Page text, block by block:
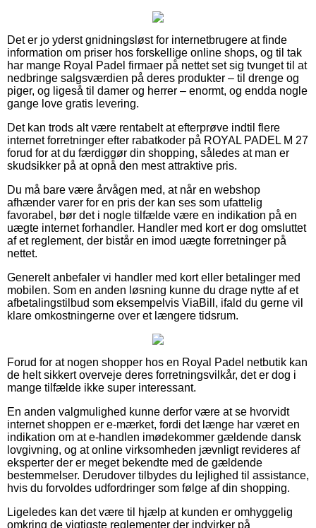
Det er jo yderst gnidningsløst for internetbrugere at finde
information om priser hos forskellige online shops, og til tak
har mange Royal Padel firmaer på nettet set sig tvunget til at
nedbringe salgsværdien på deres produkter – til drenge og
piger, og ligeså til damer og herrer – enormt, og endda nogle
gange love gratis levering.
Det kan trods alt være rentabelt at efterprøve indtil flere
internet forretninger efter rabatkoder på ROYAL PADEL M 27
forud for at du færdiggør din shopping, således at man er
skudsikker på at opnå den mest attraktive pris.
Du må bare være årvågen med, at når en webshop
afhænder varer for en pris der kan ses som ufattelig
favorabel, bør det i nogle tilfælde være en indikation på en
uægte internet forhandler. Handler med kort er dog omsluttet
af et reglement, der bistår en imod uægte forretninger på
nettet.
Generelt anbefaler vi handler med kort eller betalinger med
mobilen. Som en anden løsning kunne du drage nytte af et
afbetalingstilbud som eksempelvis ViaBill, ifald du gerne vil
klare omkostningerne over et længere tidsrum.
Forud for at nogen shopper hos en Royal Padel netbutik kan
de helt sikkert overveje deres forretningsvilkår, det er dog i
mange tilfælde ikke super interessant.
En anden valgmulighed kunne derfor være at se hvorvidt
internet shoppen er e-mærket, fordi det længe har været en
indikation om at e-handlen imødekommer gældende dansk
lovgivning, og at online virksomheden jævnligt revideres af
eksperter der er meget bekendte med de gældende
bestemmelser. Derudover tilbydes du lejlighed til assistance,
hvis du forvoldes udfordringer som følge af din shopping.
Ligeledes kan det være til hjælp at kunden er omhyggelig
omkring de vigtigste reglementer der indvirker på